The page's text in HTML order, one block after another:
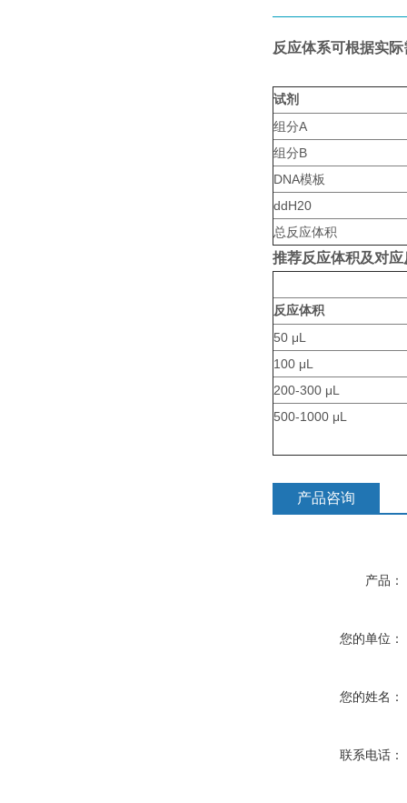
反应体系可根据实
试剂
组分A
组分B
DNA模板
ddH20
总反应体积
推荐反应体积及对应
反应体积
50 μL
100 μL
200-300 μL
500-1000 μL
产品咨询
产品：
您的单位：
您的姓名：
联系电话：